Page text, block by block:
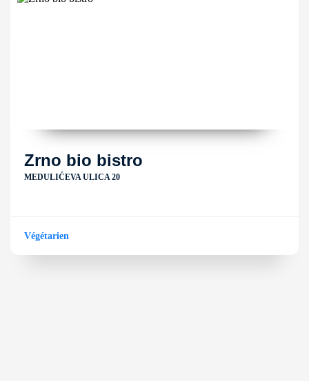
Zrno bio bistro
MEDULIĆEVA ULICA 20
Végétarien